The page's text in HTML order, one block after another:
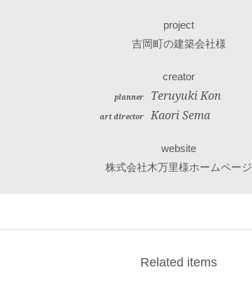
project
吉岡町の建築会社様
creator
planner Teruyuki Kon
art director Kaori Sema
website
株式会社木万里様ホームページ
Related items